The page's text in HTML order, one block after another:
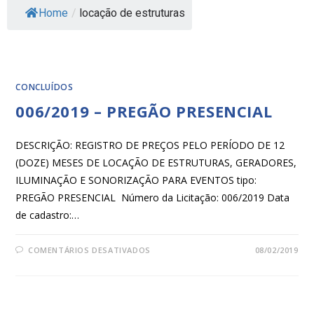
Home / locação de estruturas
CONCLUÍDOS
006/2019 – PREGÃO PRESENCIAL
DESCRIÇÃO: REGISTRO DE PREÇOS PELO PERÍODO DE 12
(DOZE) MESES DE LOCAÇÃO DE ESTRUTURAS, GERADORES,
ILUMINAÇÃO E SONORIZAÇÃO PARA EVENTOS tipo:
PREGÃO PRESENCIAL Número da Licitação: 006/2019 Data
de cadastro:…
COMENTÁRIOS DESATIVADOS 08/02/2019